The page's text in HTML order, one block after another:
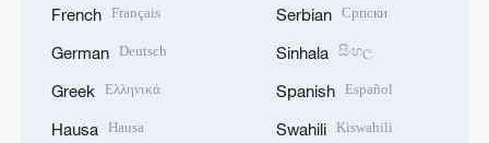
French Français
German Deutsch
Greek Ελληνικά
Hausa Hausa
Serbian Српски
Sinhala සිංහල
Spanish Español
Swahili Kiswahili